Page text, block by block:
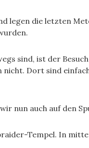
legen die letzten
sind, ist der
Dort sind
nun auch auf den
Tempel. In